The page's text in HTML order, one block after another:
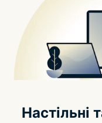
Настільні